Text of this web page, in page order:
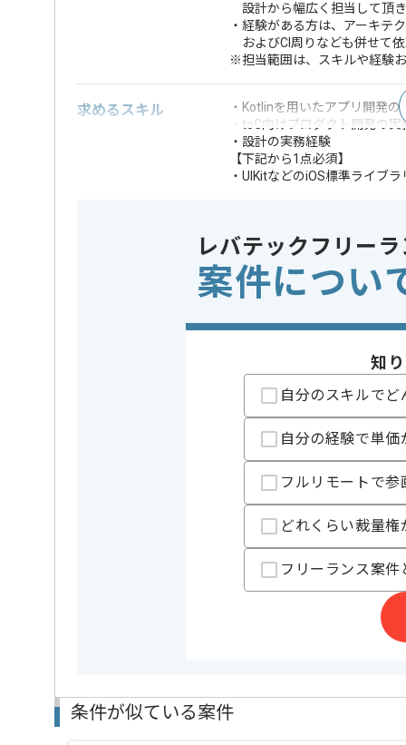
設計から幅広く担当して頂
・経験がある方は、アーキテ
およびCI周りなども併せて
※担当範囲は、スキルや経験
求めるスキル
・Kotlinを用いたアプリ開発の
・toC向けプロダクト開発の実
・設計の実務経験
【下記から1点必須】
・UIKitなどのiOS標準ライブ
・将来を見越したシステムの
・課題解決や業務改善および
・継続的なコードベース改善
・サーバサイド開発の実務経験
歓迎スキル
・RxKotlin、
・Glide4、
・
・レビューの実務
・リーダーやリー
・OSSなどでコン
※上記に似た経験やスキルをお持
フレームワーク
Rails
MySQL ,
OS
Android ,
開発ツール
レバテックフリー
案件につい
知
自分のスキルで
自分の経験で単
フルリモートで
どれくらい裁量
フリーランス案
条件が似ている案件